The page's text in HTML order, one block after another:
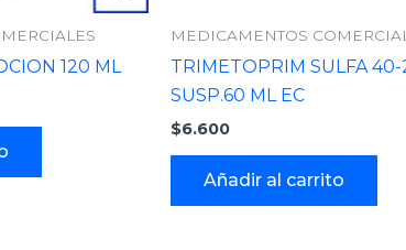
120 ML
MEDICAMENTOS
TRIMETOPRIM SULFA
SUSP.60 ML EC
$6.600
Añadir al carrito